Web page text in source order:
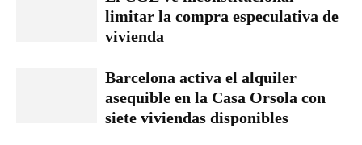
limitar la compra especulativa de
vivienda
Barcelona activa el alquiler
asequible en la Casa Orsola con
siete viviendas disponibles